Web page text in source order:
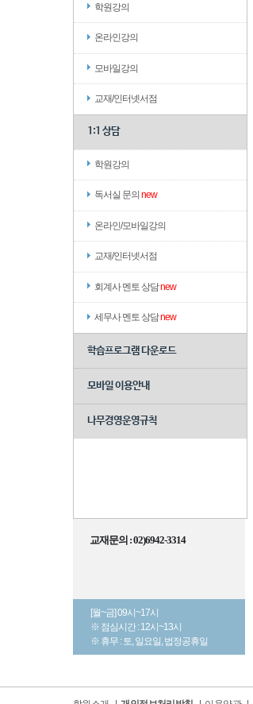
학원강의
온라인강의
모바일강의
교재/인터넷서점
1:1 상담
학원강의
독서실 문의new
온라인/모바일강의
교재/인터넷서점
회계사 멘토 상담new
세무사 멘토 상담new
학습프로그램 다운로드
모바일 이용안내
나무경영운영규칙
교재문의 : 02)6942-3314
[월~금] 09시~17시
※ 점심시간 : 12시~13시
※ 휴무 : 토, 일요일, 법정공휴일